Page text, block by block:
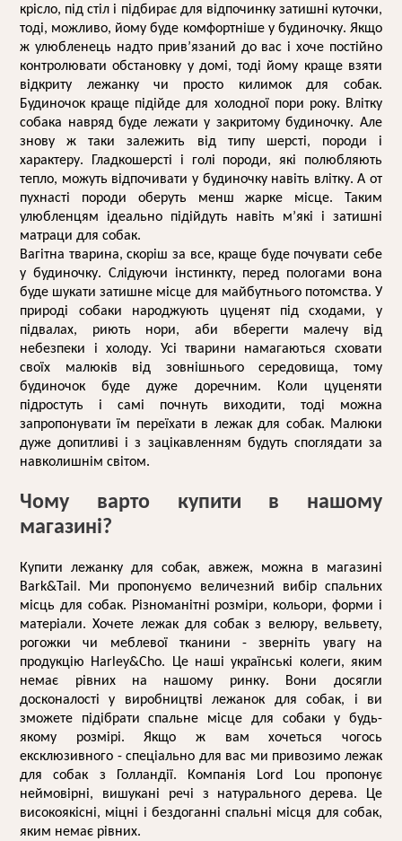
крісло, під стіл і підбирає для відпочинку затишні куточки,
тоді, можливо, йому буде комфортніше у будиночку. Якщо
ж улюбленець надто прив’язаний до вас і хоче постійно
контролювати обстановку у домі, тоді йому краще взяти
відкриту лежанку чи просто килимок для собак.
Будиночок краще підійде для холодної пори року. Влітку
собака навряд буде лежати у закритому будиночку. Але
знову ж таки залежить від типу шерсті, породи і
характеру. Гладкошерсті і голі породи, які полюбляють
тепло, можуть відпочивати у будиночку навіть влітку. А от
пухнасті породи оберуть менш жарке місце. Таким
матраци для собак.
Вагітна тварина, скоріш за все, краще буде почувати себе
у будиночку. Слідуючи інстинкту, перед пологами вона
буде шукати затишне місце для майбутнього потомства. У
природі собаки народжують цуценят під сходами, у
підвалах, риють нори, аби вберегти малечу від
небезпеки і холоду. Усі тварини намагаються сховати
своїх малюків від зовнішнього середовища, тому
будиночок буде дуже доречним. Коли цуценяти
підростуть і самі почнуть виходити, тоді можна
запропонувати їм переїхати в лежак для собак. Малюки
дуже допитливі і з зацікавленням будуть споглядати за
навколишнім світом.
Чому варто купити в нашому
магазині?
Купити лежанку для собак, авжеж, можна в магазині
Bark&Tail. Ми пропонуємо величезний вибір спальних
місць для собак. Різноманітні розміри, кольори, форми і
матеріали. Хочете лежак для собак з велюру, вельвету,
рогожки чи меблевої тканини - зверніть увагу на
продукцію Harley&Cho. Це наші українські колеги, яким
немає рівних на нашому ринку. Вони досягли
досконалості у виробництві лежанок для собак, і ви
зможете підібрати спальне місце для собаки у будь-
якому розмірі. Якщо ж вам хочеться чогось
ексклюзивного - спеціально для вас ми привозимо лежак
для собак з Голландії. Компанія Lord Lou пропонує
неймовірні, вишукані речі з натурального дерева. Це
високоякісні, міцні і бездоганні спальні місця для собак,
яким немає рівних.